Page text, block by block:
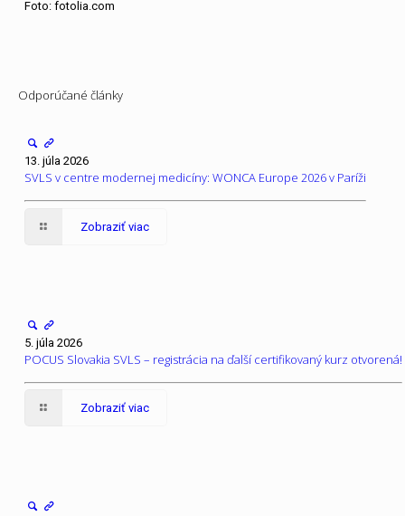
Foto: fotolia.com
Odporúčané články
13. júla 2026
SVLS v centre modernej medicíny: WONCA Europe 2026 v Paríži
Zobraziť viac
5. júla 2026
POCUS Slovakia SVLS – registrácia na ďalší certifikovaný kurz otvorená!
Zobraziť viac